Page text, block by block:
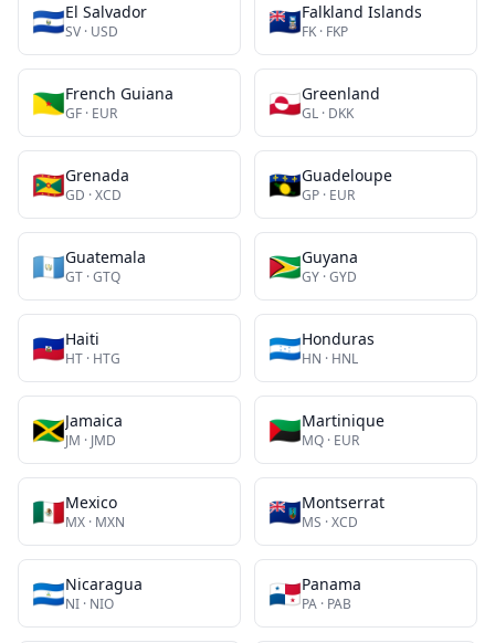
🇸🇻El Salvador
SV · USD 🇫🇰Falkland Islands
FK · FKP
🇬🇫French Guiana
GF · EUR 🇬🇱Greenland
GL · DKK
🇬🇩Grenada
GD ·XCD 🇬🇵Guadeloupe
GP · EUR
🇬🇹Guatemala
GT ·GTQ 🇬🇾Guyana
GY ·GYD
🇭🇹Haiti
HT · HTG 🇭🇳Honduras
HN · HNL
🇯🇲Jamaica
JM · JMD 🇲🇶Martinique
MQ · EUR
🇲🇽Mexico
MX · MXN 🇲🇸Montserrat
MS ·XCD
🇳🇮Nicaragua
NI · NIO 🇵🇦Panama
PA · PAB